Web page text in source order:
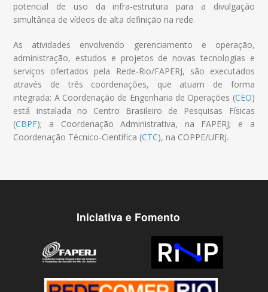
potencial de uso da infra-estrutura para a divulgação
simultânea de vídeos de alta definição na rede.
As atividades envolvendo gerenciamento e operação,
administração, estudos e projetos de novas tecnologias e
serviços ofertados pela Rede-Rio/FAPERJ, são executados
através de três coordenações, que atuam de forma
integrada: A Coordenação de Engenharia de Operações (CEO)
está instalada no Centro Brasileiro de Pesquisas Físicas
(CBPF); a Coordenação Administrativa, na FAPERJ; e a
Coordenação Técnico-Científica (CTC), na COPPE/UFRJ.
Iniciativa e Fomento